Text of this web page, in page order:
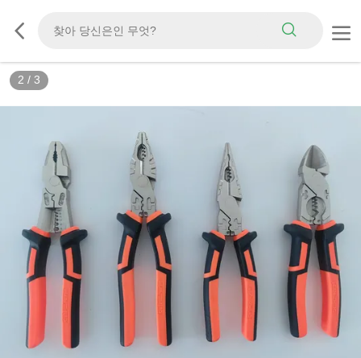
2 / 3